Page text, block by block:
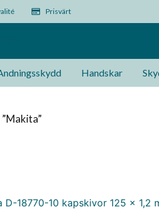
Prisvärt
Handskar